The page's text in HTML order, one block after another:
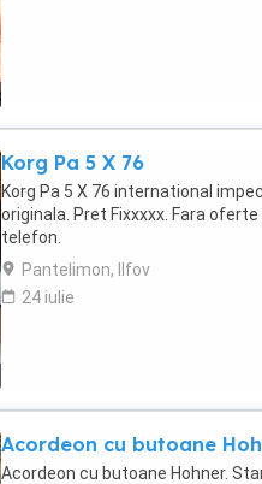
Korg Pa 5 X 76
Korg Pa 5 X 76 international
originala. Pret Fixxxxx. Fara
telefon.
Pantelimon, Ilfov
24 iulie
Acordeon cu butoane
Acordeon cu butoane Hohner.